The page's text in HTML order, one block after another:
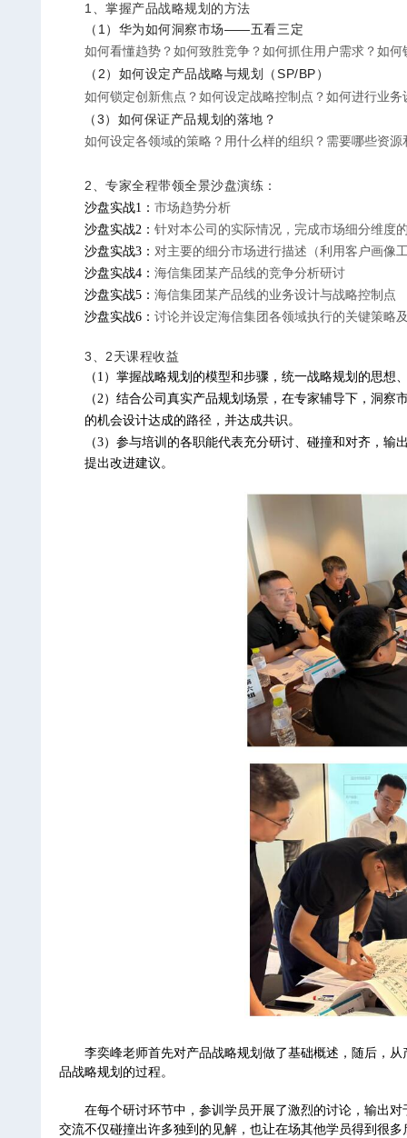
1、掌握产品战略规划的方法
（ 1 ）华为如何洞察市场——五看三定
如何看懂趋势？如何致胜竞争？如何抓住用户需求？如
（ 2）如何设定产品战略与规划（SP/BP）
如何锁定创新焦点？如何设定战略控制点？如何进行业
（3）如何保证产品规划的落地？
如何设定各领域的策略？用什么样的组织？需要哪些资
2、专家全程带领全景沙盘演练：
沙盘实战1 ： 市场趋势分析
沙盘实战2 ： 针对本公司的实际情况，完成市场细分维度
沙盘实战3 ： 对主要的细分市场进行描述（利用客户画像
沙盘实战4 ： 海信集团某产品线的竞争分析研讨
沙盘实战5 ： 海信集团某产品线的业务设计与战略控制点
沙盘实战6 ： 讨论并设定海信集团各领域执行的关键策略
3、2天课程收益
（ 1 ）掌握战略规划的模型和步骤，统一战略规划的思想
（2）结合公司真实产品规划场景，在专家辅导下，洞察
的机会设计达成的路径，并达成共识。
（3）参与培训的各职能代表充分研讨、碰撞和对齐，输
提出改进建议。
李奕峰老师首先对产品战略规划做了基础概述，随后，
品战略规划的过程。
在每个研讨环节中，参训学员开展了激烈的讨论，输出
交流不仅碰撞出许多独到的见解，也让在场其他学员得到很多